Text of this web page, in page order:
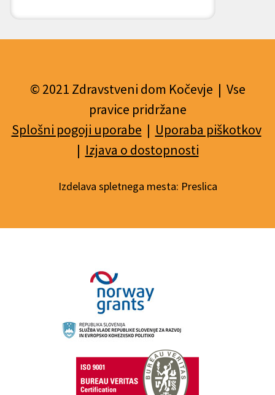
© 2021 Zdravstveni dom Kočevje | Vse
pravice pridržane
Splošni pogoji uporabe | Uporaba piškotkov
| Izjava o dostopnosti
Izdelava spletnega mesta: Preslica